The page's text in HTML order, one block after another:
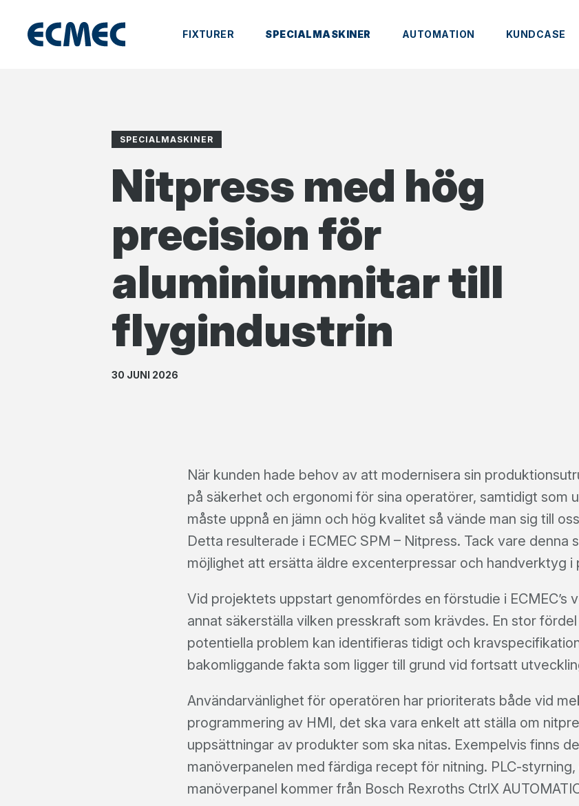
FIXTURER SPECIALMASKINER AUTOMATION KUNDCASE
SPECIALMASKINER
Nitpress med hög
precision för
aluminiumnitar till
flygindustrin
30 JUNI 2026
När kunden hade behov av att modernisera sin
på säkerhet och ergonomi för sina operatörer, samtidigt som
måste uppnå en jämn och hög kvalitet så vände man sig till
Detta resulterade i ECMEC SPM – Nitpress. Tack vare denna
möjlighet att ersätta äldre excenterpressar och handverktyg i
Vid projektets uppstart genomfördes en förstudie i ECMEC’s
annat säkerställa vilken presskraft som krävdes. En stor
potentiella problem kan identifieras tidigt och
bakomliggande fakta som ligger till grund vid fortsatt
Användarvänlighet för operatören har prioriterats både vid
programmering av HMI, det ska vara enkelt att ställa om
uppsättningar av produkter som ska nitas. Exempelvis finns
manöverpanelen med färdiga recept för nitning. PLC-
manöverpanel kommer från Bosch Rexroths CtrlX